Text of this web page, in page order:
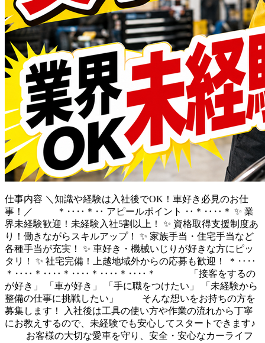
仕事内容 ＼知識や経験は入社後でOK！車好き必見のお仕
事！／ ＊‥‥＊‥ アピールポイント ‥＊‥‥＊ ✨ 業
界未経験歓迎！未経験入社5割以上！ ✨ 資格取得支援制度あ
り！働きながらスキルアップ！ ✨ 家族手当・住宅手当など
各種手当が充実！ ✨ 車好き・機械いじりが好きな方にピッ
タリ！ ✨ 社宅完備！上越地域外からの応募も歓迎！ ＊‥‥
＊‥‥＊‥‥＊‥‥＊‥‥＊‥‥＊ 「接客をするの
が好き」 「車が好き」 「手に職をつけたい」 「未経験から
整備の仕事に挑戦したい」 そんな想いをお持ちの方を
募集します！ 入社後は工具の使い方や作業の流れから丁寧
にお教えするので、未経験でも安心してスタートできます♪
お客様の大切な愛車を守り、安全・安心なカーライフ